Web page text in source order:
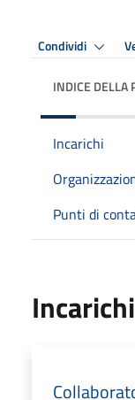
Condividi
INDICE DELLA
Incarichi
Punti di
Incarichi